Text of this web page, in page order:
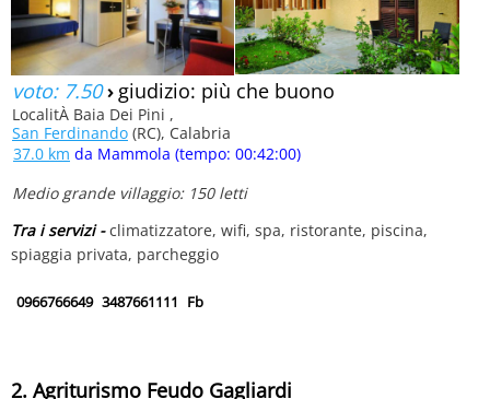
voto: 7.50› giudizio: più che buono
LocalitÀ Baia Dei Pini ,
San Ferdinando (RC), Calabria
37.0 km da Mammola (tempo: 00:42:00)
Medio grande villaggio: 150 letti
Tra i servizi -climatizzatore, wifi, spa, ristorante, piscina,
spiaggia privata, parcheggio
0966766649 3487661111 Fb
2. Agriturismo Feudo Gagliardi